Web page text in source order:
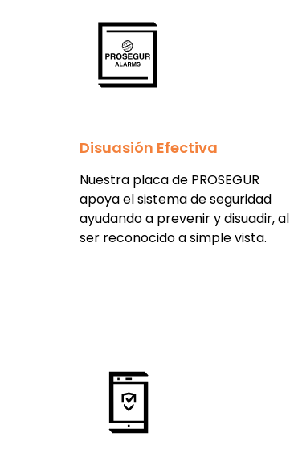
Disuasión Efectiva
Nuestra placa de PROSEGUR
apoya el sistema de seguridad
ayudando a prevenir y disuadir, al
ser reconocido a simple vista.